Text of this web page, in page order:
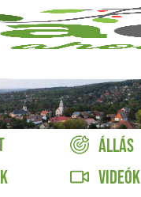
ÁLLÁS
VIDEÓK